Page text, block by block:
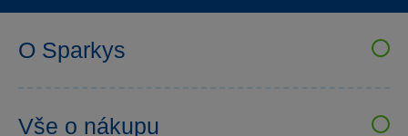
O Sparkys
Vše o nákupu